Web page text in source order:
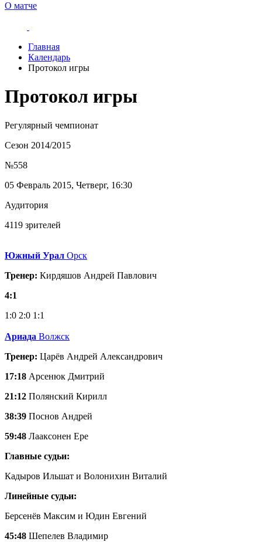
О матче
Главная
Календарь
Протокол игры
Протокол игры
Регулярный чемпионат
Сезон 2014/2015
№558
05 Февраль 2015, Четверг, 16:30
Аудитория
4119 зрителей
Южный Урал Орск
Тренер: Кирдяшов Андрей Павлович
4:1
1:0 2:0 1:1
Ариада Волжск
Тренер: Царёв Андрей Александрович
17:18 Арсенюк Дмитрий
21:12 Полянский Кирилл
38:39 Поснов Андрей
59:48 Лааксонен Ере
Главные судьи:
Кадыров Ильшат и Волонихин Виталий
Линейные судьи:
Берсенёв Максим и Юдин Евгений
45:48 Шепелев Владимир